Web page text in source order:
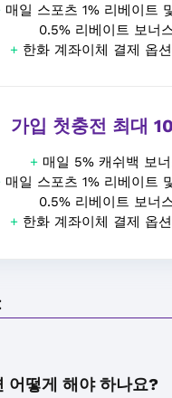
매일 스포츠 1% 리베이트
0.5% 리베이트 보너
+ 한화 계좌이체 결제 옵
가입 첫충전 최대
+ 매일 5% 캐쉬백 보
매일 스포츠 1% 리베이트
0.5% 리베이트 보너
+ 한화 계좌이체 결제 옵
어떻게 해야 하나요?